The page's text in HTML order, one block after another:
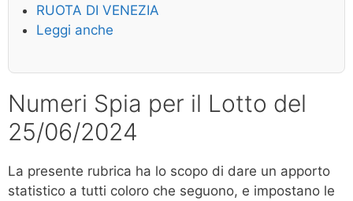
RUOTA DI VENEZIA
Leggi anche
Numeri Spia per il Lotto del
25/06/2024
La presente rubrica ha lo scopo di dare un apporto
statistico a tutti coloro che seguono, e impostano le